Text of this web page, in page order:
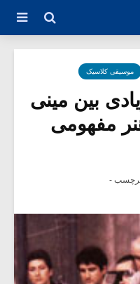
موسیقی کلاسیک
بین مینی
مفهومی